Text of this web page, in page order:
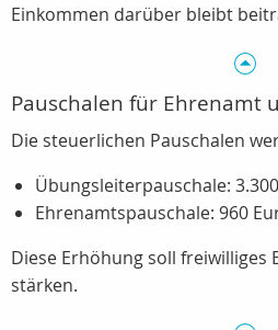
Einkommen darüber bleibt
Pauschalen für Ehrenamt
Die steuerlichen Pauschalen
Übungsleiterpauschale:
Ehrenamtspauschale: 960
Diese Erhöhung soll freiwilliges
stärken.